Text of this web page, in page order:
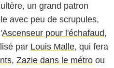
un grand patron
avec peu de scrupules,
Ascenseur pour l'échafaud,
par Louis Malle, qui fera
, Zazie dans le métro ou